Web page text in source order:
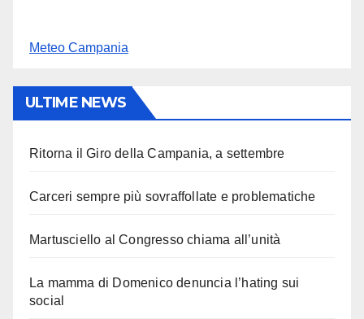
Meteo Campania
ULTIME NEWS
Ritorna il Giro della Campania, a settembre
Carceri sempre più sovraffollate e problematiche
Martusciello al Congresso chiama all’unità
La mamma di Domenico denuncia l’hating sui
social